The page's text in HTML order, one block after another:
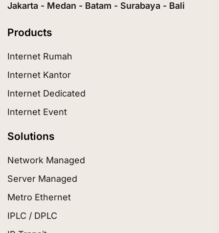
Jakarta - Medan - Batam - Surabaya - Bali
Products
Internet Rumah
Internet Kantor
Internet Dedicated
Internet Event
Solutions
Network Managed
Server Managed
Metro Ethernet
IPLC / DPLC